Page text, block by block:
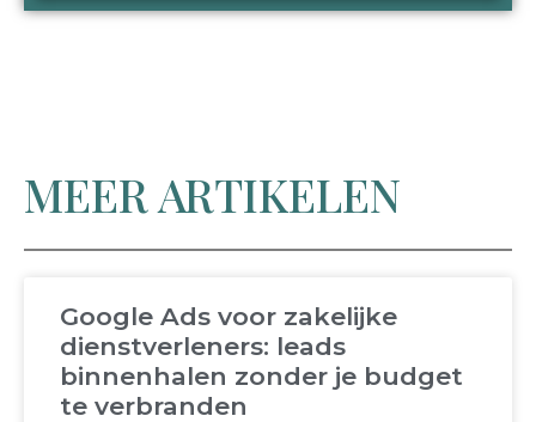
MEER ARTIKELEN
Google Ads voor zakelijke
dienstverleners: leads
binnenhalen zonder je budget
te verbranden